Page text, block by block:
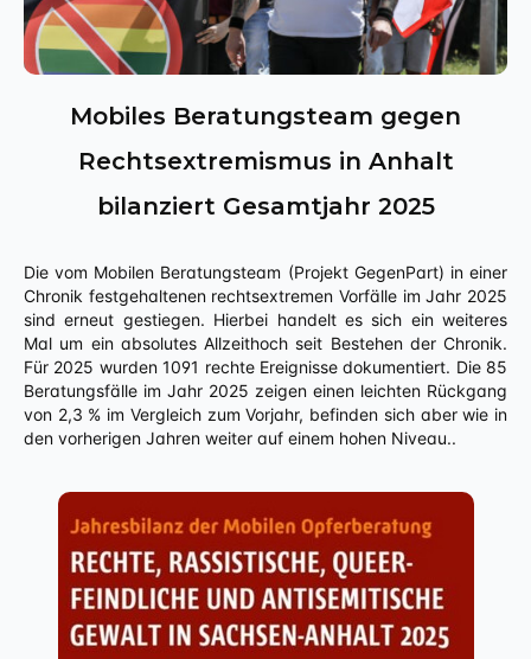
Mobiles Beratungsteam gegen
Rechtsextremismus in Anhalt
bilanziert Gesamtjahr 2025
Die vom Mobilen Beratungsteam (Projekt GegenPart) in einer
Chronik festgehaltenen rechtsextremen Vorfälle im Jahr 2025
sind erneut gestiegen. Hierbei handelt es sich ein weiteres
Mal um ein absolutes Allzeithoch seit Bestehen der Chronik.
Für 2025 wurden 1091 rechte Ereignisse dokumentiert. Die 85
Beratungsfälle im Jahr 2025 zeigen einen leichten Rückgang
von 2,3 % im Vergleich zum Vorjahr, befinden sich aber wie in
den vorherigen Jahren weiter auf einem hohen Niveau..